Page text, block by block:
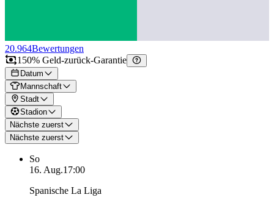
20.964Bewertungen
150% Geld-zurück-Garantie
Datum
Mannschaft
Stadt
Stadion
Nächste zuerst
Nächste zuerst
So
16. Aug.17:00
Spanische La Liga